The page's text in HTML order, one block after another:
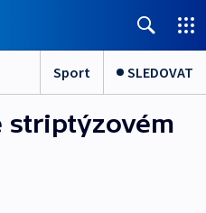
Sport SLEDOVAT
striptýzovém